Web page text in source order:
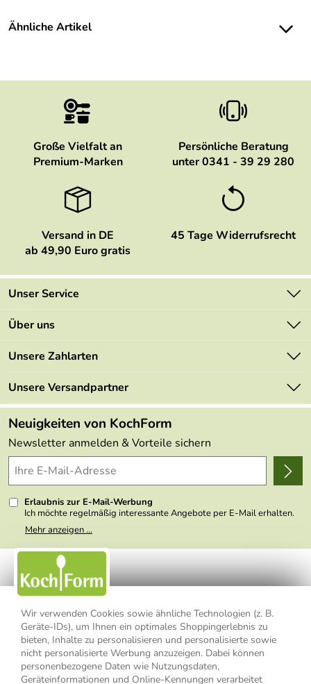
Wir verwenden Cookies sowie ähnliche Technologien (z. B.
Geräte-IDs), um Ihnen ein optimales Shoppingerlebnis zu
bieten, Inhalte zu personalisieren und personalisierte sowie
nicht personalisierte Werbung anzuzeigen. Dabei können
personenbezogene Daten wie Nutzungsdaten,
Geräteinformationen und Online-Kennungen verarbeitet
Ähnliche Artikel
Große Vielfalt an
Premium-Marken
Persönliche Beratung
unter 0341 - 39 29 280
Versand in DE
ab 49,90 Euro gratis
45 Tage Widerrufsrecht
Unser Service
Kontakt
Mehrwertsteuerfrei
Retourenportal
FAQs
Lieferbedingungen
Delivery Terms
Kundenlogin
Über uns
Marken
Angebote
Made in Germany
Themen
Wir über uns
Presse
Unsere Zahlarten
Unsere Versandpartner
Neuigkeiten von KochForm
Newsletter anmelden & Vorteile sichern
Erlaubnis zur E-Mail-Werbung
Ich möchte regelmäßig interessante Angebote per E-Mail erhalten.
Meine E-Mail-Adresse wird nicht an andere Unternehmen
weitergegeben. Zu statistischen Zwecken wird in anonymer Form
nicht erkennbar, welche konkrete Person geklickt hat. Diese
Einwilligung zur Nutzung meiner E-Mail- Adresse für Werbezwecke
kann ich jederzeit mit Wirkung für die Zukunft widerrufen, indem ich
den Link "Abmelden" am Ende des Newsletters anklicke oder die
Option Newsletter im Mitgliederbereich deaktiviere. Die
Datenschutzerklärung
habe ich zur Kenntnis genommen.
Mehr anzeigen ...
Impressum Datenschutzerklärung
AGB
Widerrufsbelehrung
Widerrufsformular